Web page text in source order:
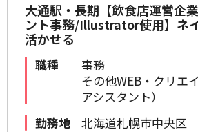
大通駅・長期【飲食店運営企
ント事務/Illustrator使用】ネ
活かせる
職種
事務
その他WEB・クリエ
アシスタント）
勤務地
北海道札幌市中央区